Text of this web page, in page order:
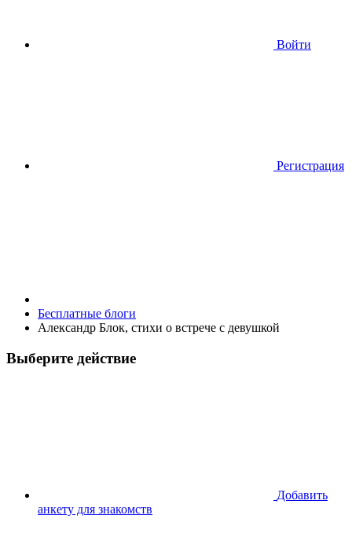
Войти
Регистрация
Бесплатные блоги
Александр Блок, стихи о встрече с девушкой
Выберите действие
Добавить
анкету для знакомств